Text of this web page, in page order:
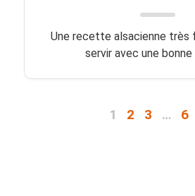
Une recette alsacienne très
servir avec une bonne
1 2 3 … 6